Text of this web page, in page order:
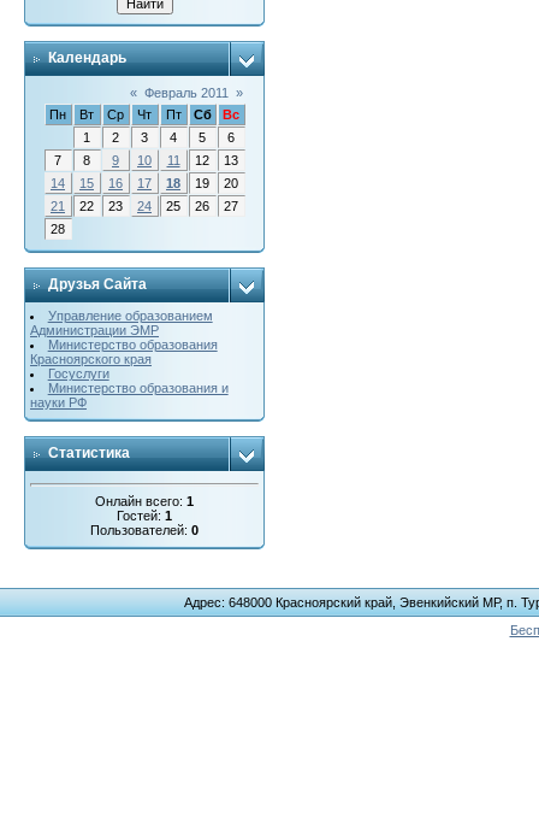
Календарь
« Февраль 2011
»
Пн
Вт Ср Чт Пт Сб
Вс
1
2 3 4 5
6
7
8 9 10 11 12
13
14
15 16 17 18 19
20
21
22 23 24 25 26
27
28
Друзья Сайта
Управление образованием
Администрации ЭМР
Министерство образования
Красноярского края
Госуслуги
Министерство образования и
науки РФ
Статистика
Онлайн всего: 1
Гостей: 1
Пользователей: 0
Адрес: 648000 Красноярский край, Эвенкийский МР, п.